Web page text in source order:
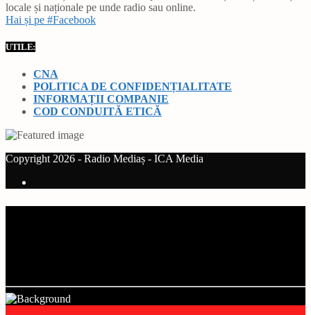
locale și naționale pe unde radio sau online.
Hai și pe #Facebook
UTILE:
CNA
POLITICA DE CONFIDENȚIALITATE
INFORMAȚII COMPANIE
COD CONDUITĂ ETICĂ
Copyright 2026 - Radio Mediaș - ICA Media